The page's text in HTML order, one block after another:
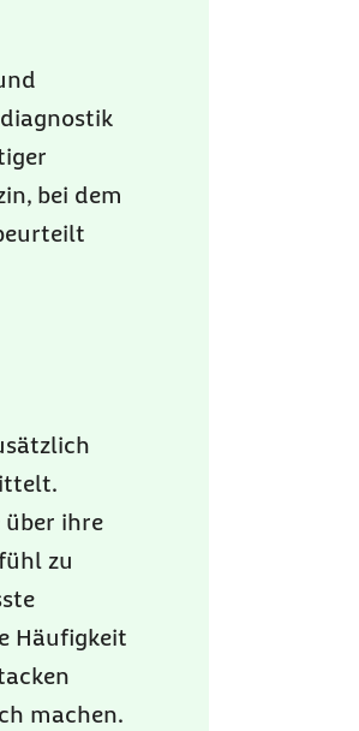
bei dem
über ihre
zu
Häufigkeit
machen.